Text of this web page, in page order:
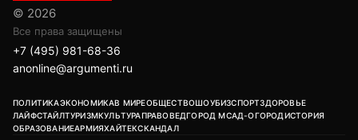
© 2026
Все права защищены
+7 (495) 981-68-36
anonline@argumenti.ru
ПОЛИТИКАЭКОНОМИКАВ МИРЕОБЩЕСТВОШОУБИЗСПОРТЗДОРОВЬЕ
ЛАЙФСТАЙЛТУРИЗМКУЛЬТУРАПРАВОВЕДГОРОД МСАД-ОГОРОДИСТОРИЯ
ОБРАЗОВАНИЕАРМИЯХАЙТЕКСКАНДАЛ